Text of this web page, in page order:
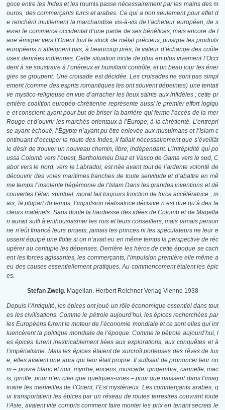
goce entre les Indes et les roumispasse nécessairement par les mains des m
ouros, des commerçants turcs et arabes. Ce qui a non seulement pour effet d
e renchérir inutilement la marchandise vis-à-vis de l’acheteur européen, de s
evrer le commerce occidental d’une partie de ses bénéfices, mais encore de f
aire émigrer vers l’Orient tout le stock de métal précieux, puisque les produits
européens n’atteignent pas, à beaucoup près, la valeur d’échange des coûte
uses denrées indiennes. Cette situation incite de plus en plus vivement l’Occi
dent à se soustraire à l’onéreux et humiliant contrôle, et un beau jour les éner
gies se groupent. Une croisade est décidée. Les croisades ne sont pas simpl
ement (comme des esprits romantiques les ont souvent dépeintes) une tentati
ve mystico-religieuse en vue d’arracher les lieux saints aux infidèles ; cette pr
emière coalition européo-chrétienne représente aussi le premier effort logiqu
e et conscient ayant pour but de briser la barrière qui ferme l’accès de la mer
Rouge et d’ouvrir les marchés orientaux à l’Europe, à la chrétienté. L’entrepri
se ayant échoué, l’Égypte n’ayant pu être enlevée aux musulmans et l’Islam c
ontinuant d’occuper la route des Indes, il fallait nécessairement que s’éveillât
le désir de trouver un nouveau chemin, libre, indépendant. L’intrépidité qui po
ussa Colomb vers l’ouest, Bartholomeu Diaz et Vasco de Gama vers le sud, C
abot vers le nord, vers le Labrador, est née avant tout de l’ardente volonté de
découvrir des voies maritimes franches de toute servitude et d’abattre en mê
me temps l’insolente hégémonie de l’Islam Dans les grandes inventions et dé
couvertes l’élan spirituel, moral fait toujours fonction de force accélératrice ; m
ais, la plupart du temps, l’impulsion réalisatrice décisive n’est due qu’à des fa
cteurs matériels. Sans doute la hardiesse des idées de Colomb et de Magella
n aurait suffi à enthousiasmer les rois et leurs conseillers, mais jamais person
ne n’eût financé leurs projets, jamais les princes ni les spéculateurs ne leur e
ussent équipé une flotte si on n’avait eu en même temps la perspective de réc
upérer au centuple les dépenses. Derrière les héros de cette époque se cach
ent les forces agissantes, les commerçants, l’impulsion première elle même a
eu des causes essentiellement pratiques. Au commencement étaient les épic
es.
Stefan Zweig.Magellan. Herbert Reichner Verlag Vienne 1938
Depuis l’Antiquité, les épices ont joué un rôle économique essentiel dans tout
es les civilisations. Comme le pétrole aujourd’hui, les épices recherchées par
les Européens furent le moteur de l’économie mondiale et ce sont elles qui inf
luencèrent la politique mondiale de l’époque. Comme le pétrole aujourd’hui, l
es épices furent inextricablement liées aux explorations, aux conquêtes et à
l’impérialisme. Mais les épices étaient de surcroît porteuses des rêves de lux
e, elles avaient une aura qui leur était propre. Il suffisait de prononcer leur no
m – poivre blanc et noir, myrrhe, encens, muscade, gingembre, cannelle, mac
is, girofle, pour n’en citer que quelques-unes – pour que naissent dans l’imag
inaire les merveilles de l’Orient, l’Est mystérieux. Les commerçants arabes, q
ui transportaient les épices par un réseau de routes terrestres couvrant toute
l’Asie, avaient vite compris comment faire monter les prix en tenant secrets le